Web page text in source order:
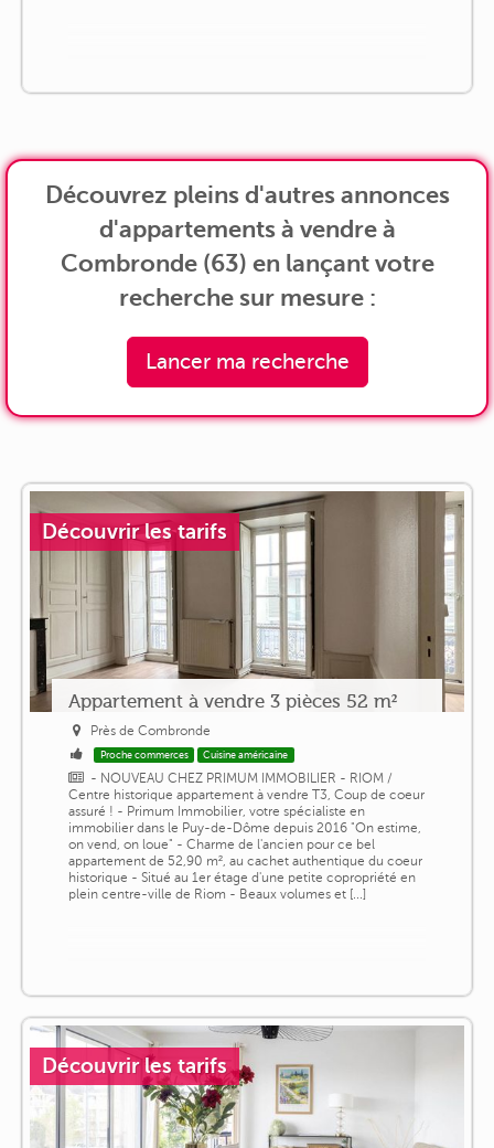
Découvrez pleins d'autres annonces
d'appartements à vendre à
Combronde (63) en lançant votre
recherche sur mesure :
Lancer ma recherche
Découvrir les tarifs
Appartement à vendre 3 pièces 52 m²
Près de Combronde
Proche commerces Cuisine américaine
- NOUVEAU CHEZ PRIMUM IMMOBILIER - RIOM /
Centre historique appartement à vendre T3, Coup de coeur
assuré ! - Primum Immobilier, votre spécialiste en
immobilier dans le Puy-de-Dôme depuis 2016 "On estime,
on vend, on loue" - Charme de l'ancien pour ce bel
appartement de 52,90 m², au cachet authentique du coeur
historique - Situé au 1er étage d'une petite copropriété en
plein centre-ville de Riom - Beaux volumes et [...]
Découvrir les tarifs